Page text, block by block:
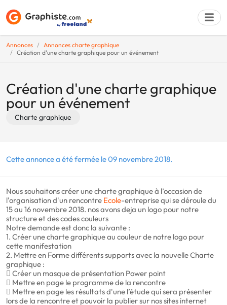
Annonces
Annonces charte graphique
Création d'une charte graphique pour un événement
Création d'une charte graphique
pour un événement
Charte graphique
Cette annonce a été fermée le 09 novembre 2018.
Nous souhaitons créer une charte graphique à l’occasion de
l'organisation d'un rencontre Ecole-entreprise qui se déroule du
15 au 16 novembre 2018. nos avons deja un logo pour notre
structure et des codes couleurs
Notre demande est donc la suivante :
1. Créer une charte graphique au couleur de notre logo pour
cette manifestation
2. Mettre en Forme différents supports avec la nouvelle Charte
graphique :
 Créer un masque de présentation Power point
 Mettre en page le programme de la rencontre
 Mettre en page les résultats d'une l’étude qui sera présenter
lors de la rencontre et pouvoir la publier sur nos sites internet